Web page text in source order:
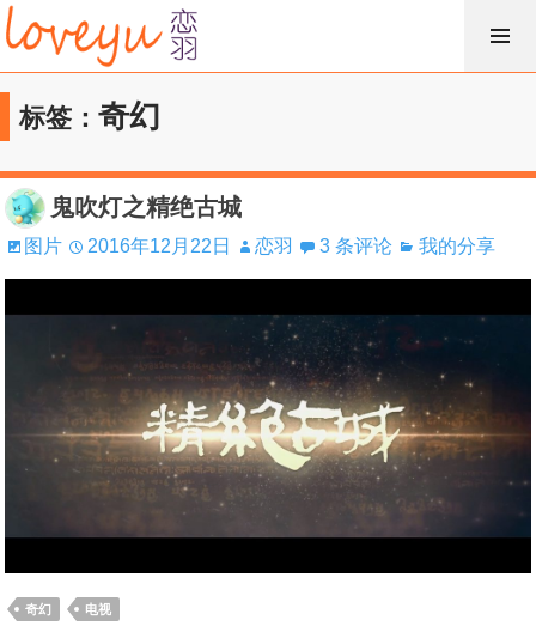
跳
过
内
容标签： 奇幻
鬼吹灯之精绝古城
图片 2016年12月22日 恋羽 3 条评论 我的分享
奇幻 电视